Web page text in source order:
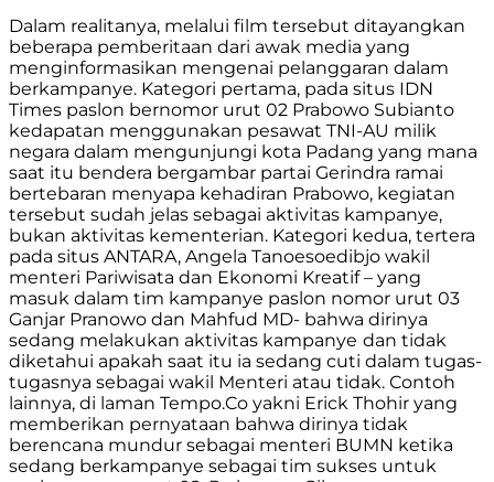
Dalam realitanya, melalui film tersebut ditayangkan
beberapa pemberitaan dari awak media yang
menginformasikan mengenai pelanggaran dalam
berkampanye. Kategori pertama, pada situs IDN
Times paslon bernomor urut 02 Prabowo Subianto
kedapatan menggunakan pesawat TNI-AU milik
negara dalam mengunjungi kota Padang yang mana
saat itu bendera bergambar partai Gerindra ramai
bertebaran menyapa kehadiran Prabowo, kegiatan
tersebut sudah jelas sebagai aktivitas kampanye,
bukan aktivitas kementerian. Kategori kedua, tertera
pada situs ANTARA, Angela Tanoesoedibjo wakil
menteri Pariwisata dan Ekonomi Kreatif – yang
masuk dalam tim kampanye paslon nomor urut 03
Ganjar Pranowo dan Mahfud MD- bahwa dirinya
sedang melakukan aktivitas kampanye dan tidak
diketahui apakah saat itu ia sedang cuti dalam tugas-
tugasnya sebagai wakil Menteri atau tidak. Contoh
lainnya, di laman Tempo.Co yakni Erick Thohir yang
memberikan pernyataan bahwa dirinya tidak
berencana mundur sebagai menteri BUMN ketika
sedang berkampanye sebagai tim sukses untuk